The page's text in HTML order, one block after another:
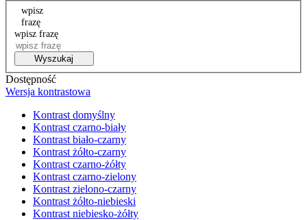
wpisz
frazę
wpisz frazę
Wyszukaj
Dostępność
Wersja kontrastowa
Kontrast domyślny
Kontrast czarno-biały
Kontrast biało-czarny
Kontrast żółto-czarny
Kontrast czarno-żółty
Kontrast czarno-zielony
Kontrast zielono-czarny
Kontrast żółto-niebieski
Kontrast niebiesko-żółty